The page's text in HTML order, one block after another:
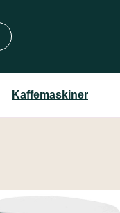
Kaffemaskiner